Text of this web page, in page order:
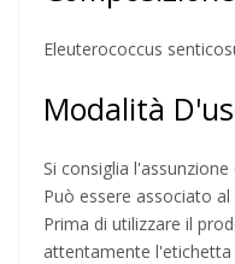
Eleuterococcus
Modalità
Si consiglia
Può essere associato al
Prima di utilizzare il
attentamente